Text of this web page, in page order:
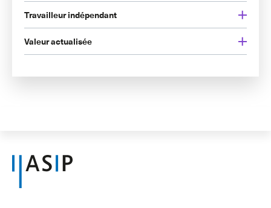
Travailleur indépendant
Valeur actualisée